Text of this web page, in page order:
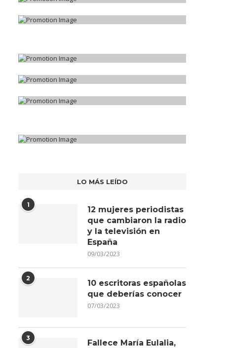
LO MÁS LEÍDO
1
12 mujeres periodistas
que cambiaron la radio
y la televisión en
España
09/03/2023
2
10 escritoras españolas
que deberías conocer
07/03/2023
3
Fallece María Eulalia,